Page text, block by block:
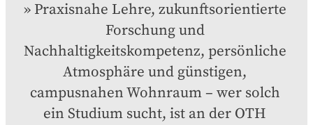
Praxisnahe Lehre, zukunftsorientierte
Forschung und
Nachhaltigkeitskompetenz, persönliche
Atmosphäre und günstigen,
campusnahen Wohnraum – wer solch
ein Studium sucht, ist an der OTH